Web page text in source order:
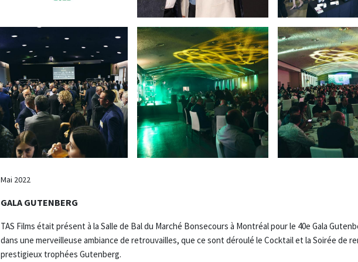
Mai 2022
GALA GUTENBERG
TAS Films était présent à la Salle de Bal du Marché Bonsecours à Montréal pour le 40e Gala
dans une merveilleuse ambiance de retrouvailles, que ce sont déroulé le Cocktail et la Soirée de
prestigieux trophées Gutenberg.